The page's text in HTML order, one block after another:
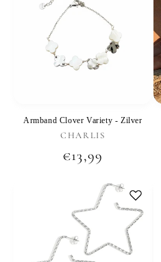
Armband Clover Variety - Zilver
Verkoper:
CHARLIS
Normale
€13,99